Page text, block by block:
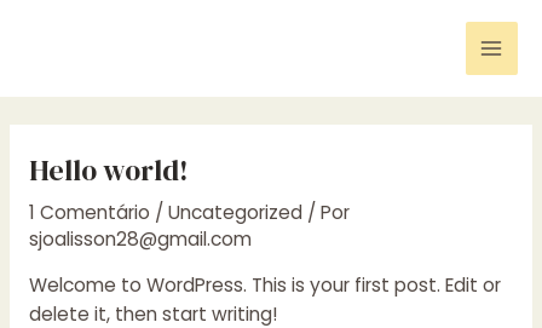
conteúdo
Hello world!
1 Comentário / Uncategorized/ Por
sjoalisson28@gmail.com
Welcome to WordPress. This is your first post. Edit or
delete it, then start writing!